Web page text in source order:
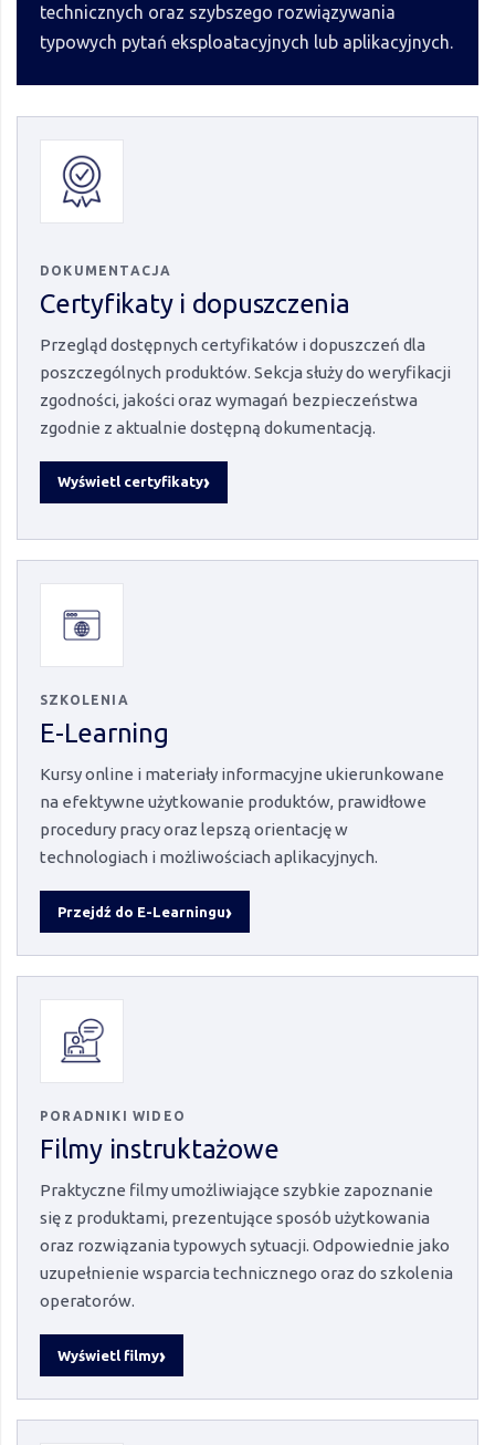
technicznych oraz szybszego rozwiązywania
typowych pytań eksploatacyjnych lub aplikacyjnych.
DOKUMENTACJA
Certyfikaty i dopuszczenia
Przegląd dostępnych certyfikatów i dopuszczeń dla
poszczególnych produktów. Sekcja służy do weryfikacji
zgodności, jakości oraz wymagań bezpieczeństwa
zgodnie z aktualnie dostępną dokumentacją.
Wyświetl certyfikaty
SZKOLENIA
E-Learning
Kursy online i materiały informacyjne ukierunkowane
na efektywne użytkowanie produktów, prawidłowe
procedury pracy oraz lepszą orientację w
technologiach i możliwościach aplikacyjnych.
Przejdź do E-Learningu
PORADNIKI WIDEO
Filmy instruktażowe
Praktyczne filmy umożliwiające szybkie zapoznanie
się z produktami, prezentujące sposób użytkowania
oraz rozwiązania typowych sytuacji. Odpowiednie jako
uzupełnienie wsparcia technicznego oraz do szkolenia
operatorów.
Wyświetl filmy